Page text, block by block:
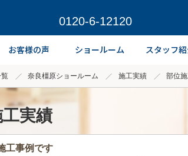
0120-6-12120
奈良橿原ショールーム 施工実績 部位
実績
工事例です